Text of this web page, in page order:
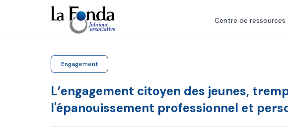
principal
Centre de ressources
Engagement
L’engagement citoyen des jeunes,
l'épanouissement professionnel et